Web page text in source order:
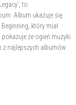
to
Album ukazuje się
który miał
pokazuje że ogień muzyki
z najlepszych albumów